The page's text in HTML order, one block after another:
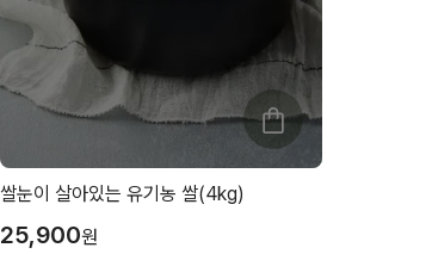
쌀눈이 살아있는 유기농 쌀(4kg)
25,900원